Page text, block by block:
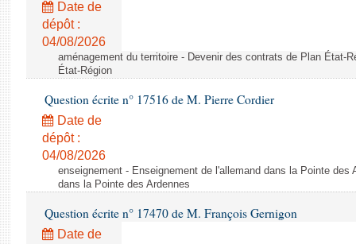
Date de
dépôt :
04/08/2026
aménagement du territoire - Devenir des contrats de Plan État-
État-Région
Question écrite n° 17516 de M. Pierre Cordier
Date de
dépôt :
04/08/2026
enseignement - Enseignement de l'allemand dans la Pointe des
dans la Pointe des Ardennes
Question écrite n° 17470 de M. François Gernigon
Date de